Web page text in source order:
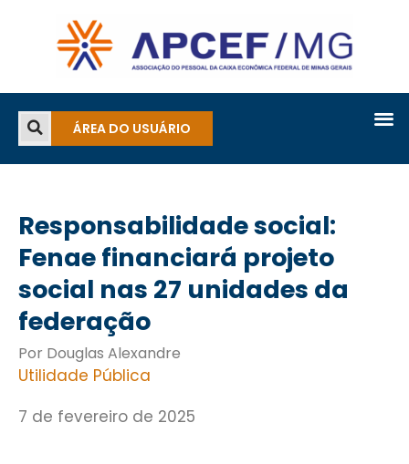
ÁREA DO USUÁRIO
Responsabilidade social:
Fenae financiará projeto
social nas 27 unidades da
federação
Por Douglas Alexandre
Utilidade Pública
7 de fevereiro de 2025